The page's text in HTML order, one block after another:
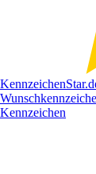
KennzeichenStar
Kennzeichen